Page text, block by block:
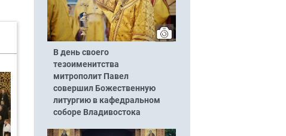
В день своего
тезоименитства
митрополит Павел
совершил Божественную
литургию в кафедральном
соборе Владивостока